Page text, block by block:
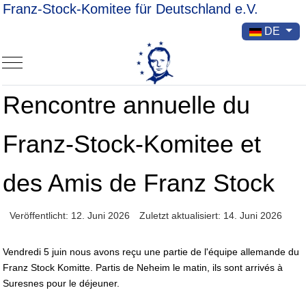
Franz-Stock-Komitee für Deutschland e.V.
Sprache
DE
Mobile Menu Toggle
Rencontre annuelle du
Franz-Stock-Komitee et
des Amis de Franz Stock
Veröffentlicht: 12. Juni 2026 Zuletzt aktualisiert: 14. Juni 2026
Vendredi 5 juin nous avons reçu une partie de l'équipe allemande du
Franz Stock Komitte. Partis de Neheim le matin, ils sont arrivés à
Suresnes pour le déjeuner.